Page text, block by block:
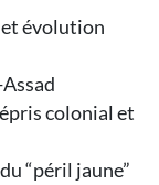
évolution
colonial et
“péril jaune”